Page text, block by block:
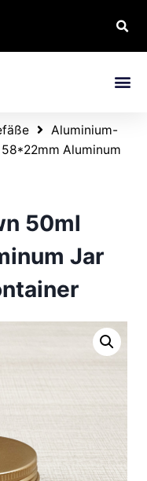
Aluminium-
Aluminum
50ml
Jar